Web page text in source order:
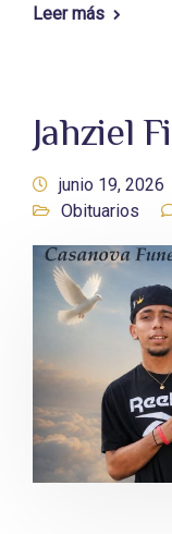
Leer más
Jahziel
junio 19, 2026
Obituarios